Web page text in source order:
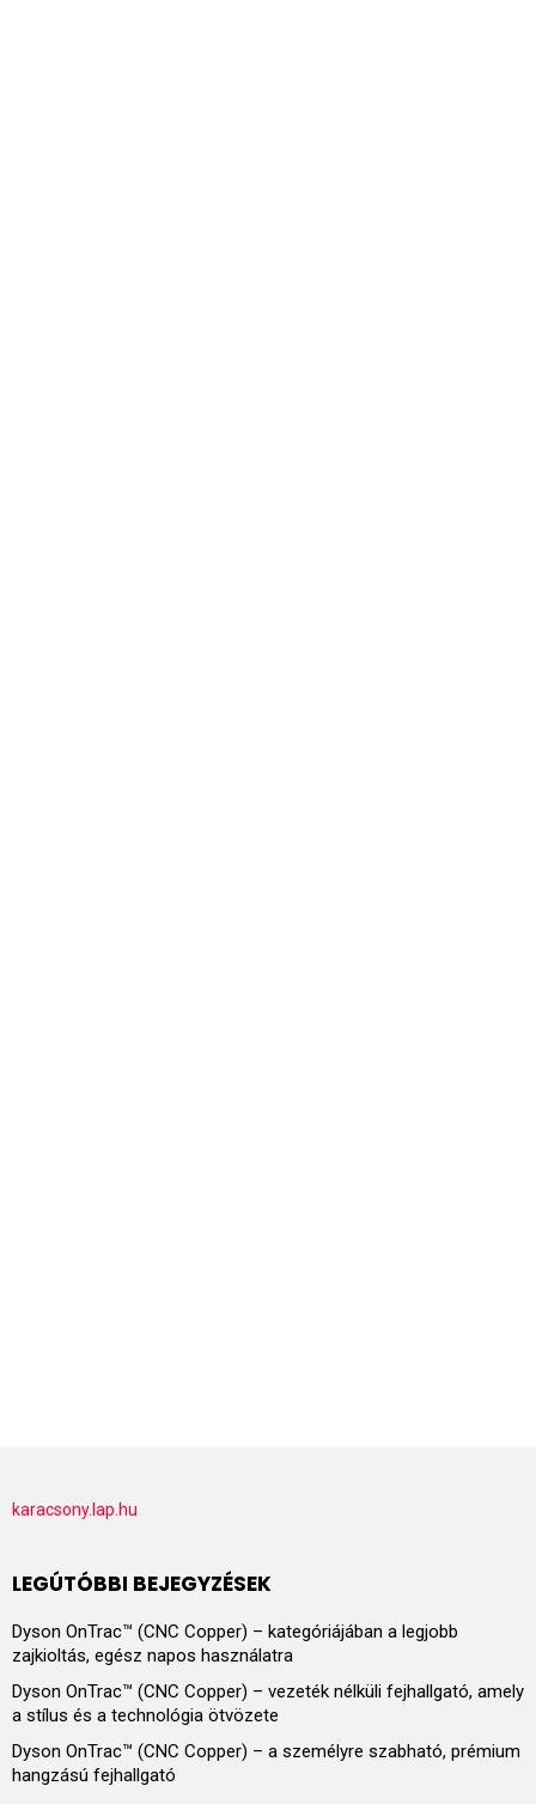
karacsony.lap.hu
LEGÚTÓBBI BEJEGYZÉSEK
Dyson OnTrac™ (CNC Copper) – kategóriájában a legjobb
zajkioltás, egész napos használatra
Dyson OnTrac™ (CNC Copper) – vezeték nélküli fejhallgató, amely
a stílus és a technológia ötvözete
Dyson OnTrac™ (CNC Copper) – a személyre szabható, prémium
hangzású fejhallgató